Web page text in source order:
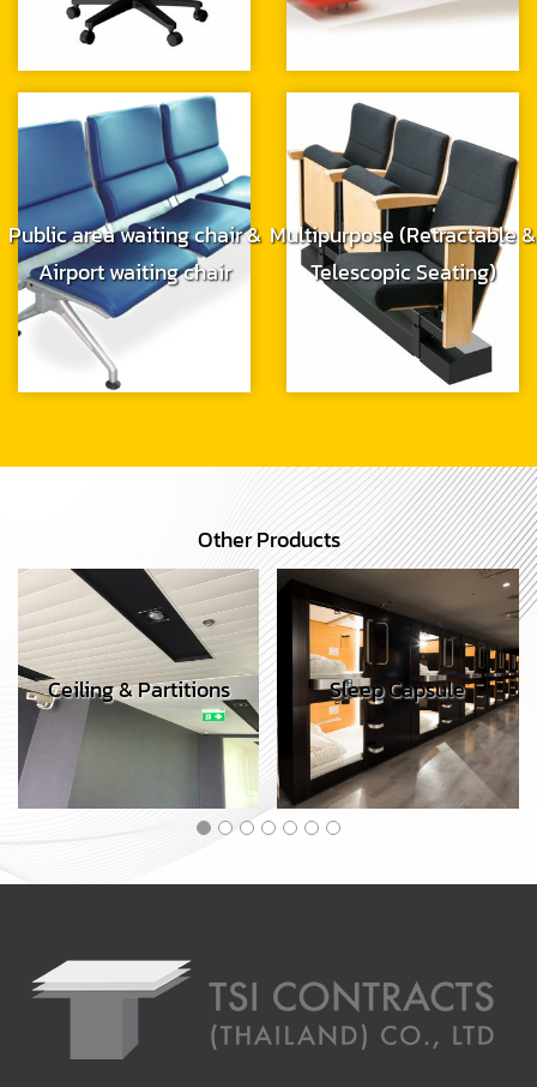
Public area waiting chair &
Airport waiting chair
Multipurpose (Retractable &
Telescopic Seating)
Other Products
Ceiling & Partitions Sleep Capsule